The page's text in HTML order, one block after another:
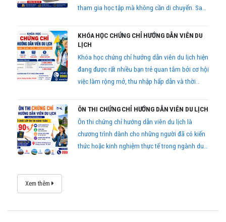
tham gia học tập mà không cần di chuyển. Sau
kiểm tra cuối khóa, học viên được cấp chứng chỉ
theo quy định.
KHÓA HỌC CHỨNG CHỈ HƯỚNG DẪN VIÊN DU
LỊCH
Khóa học chứng chỉ hướng dẫn viên du lịch hiện
đang được rất nhiều bạn trẻ quan tâm bởi cơ hội
việc làm rộng mở, thu nhập hấp dẫn và thời
ÔN THI CHỨNG CHỈ HƯỚNG DẪN VIÊN DU LỊCH
Ôn thi chứng chỉ hướng dẫn viên du lịch là
chương trình dành cho những người đã có kiến
thức hoặc kinh nghiệm thực tế trong ngành du
Xem thêm